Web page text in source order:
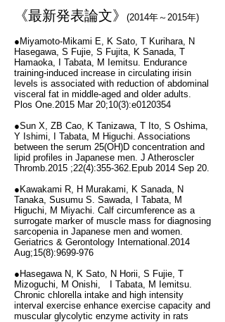
《最新発表論文》 (2014年～2015年)
●Miyamoto-Mikami E, K Sato, T Kurihara, N
Hasegawa, S Fujie, S Fujita, K Sanada, T
Hamaoka, I Tabata, M Iemitsu. Endurance
training-induced increase in circulating irisin
levels is associated with reduction of abdominal
visceral fat in middle-aged and older adults.
Plos One.2015 Mar 20;10(3):e0120354
●Sun X, ZB Cao, K Tanizawa, T Ito, S Oshima,
Y Ishimi, I Tabata, M Higuchi. Associations
between the serum 25(OH)D concentration and
lipid profiles in Japanese men. J Atheroscler
Thromb.2015 ;22(4):355-362.Epub 2014 Sep 20.
●Kawakami R, H Murakami, K Sanada, N
Tanaka, Susumu S. Sawada, I Tabata, M
Higuchi, M Miyachi. Calf circumference as a
surrogate marker of muscle mass for diagnosing
sarcopenia in Japanese men and women.
Geriatrics & Gerontology International.2014
Aug;15(8):9699-976
●Hasegawa N, K Sato, N Horii, S Fujie, T
Mizoguchi, M Onishi, I Tabata, M Iemitsu.
Chronic chlorella intake and high intensity
interval exercise enhance exercise capacity and
muscular glycolytic enzyme activity in rats